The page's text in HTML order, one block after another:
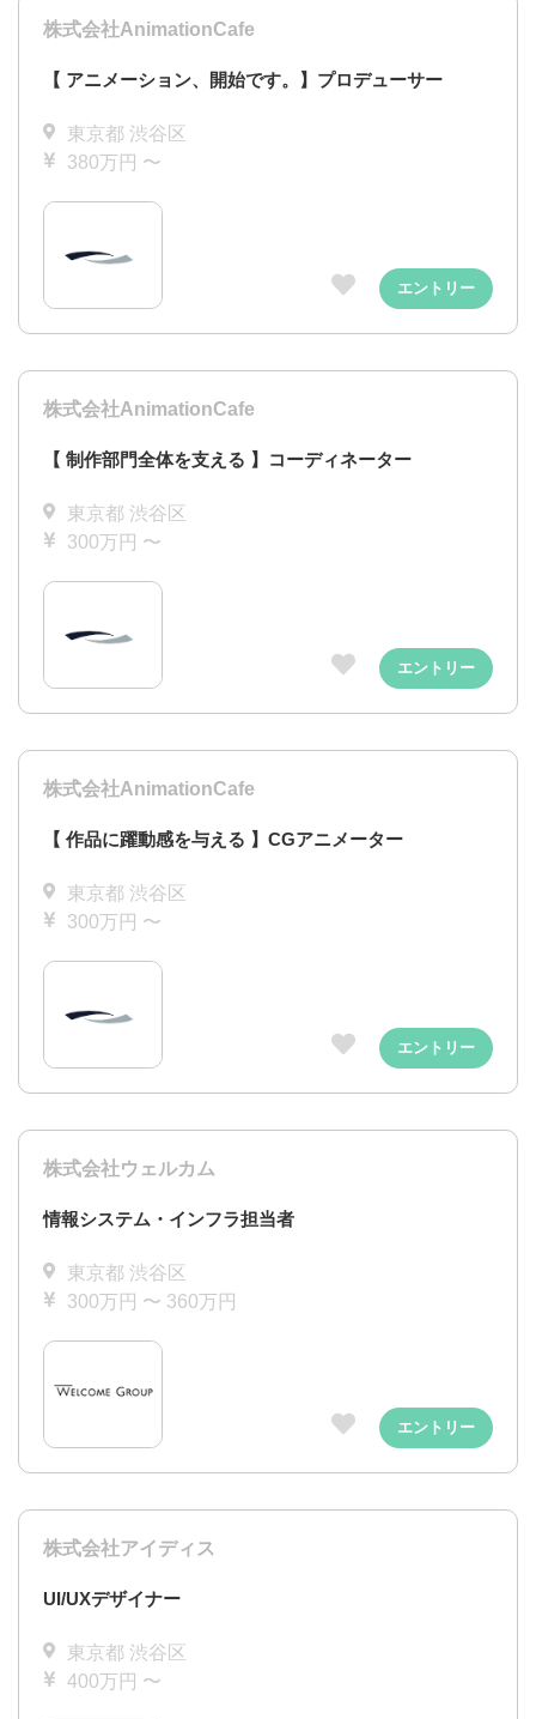
株式会社AnimationCafe
【 アニメーション、開始です。】プロデューサー
東京都 渋谷区
380万円 〜
エントリー
株式会社AnimationCafe
【 制作部門全体を支える 】コーディネーター
東京都 渋谷区
300万円 〜
エントリー
株式会社AnimationCafe
【 作品に躍動感を与える 】CGアニメーター
東京都 渋谷区
300万円 〜
エントリー
株式会社ウェルカム
情報システム・インフラ担当者
東京都 渋谷区
300万円 〜 360万円
エントリー
株式会社アイディス
UI/UXデザイナー
東京都 渋谷区
400万円 〜